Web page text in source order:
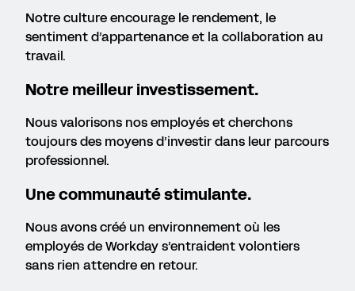
Notre culture encourage le rendement, le
sentiment d’appartenance et la collaboration au
travail.
Notre meilleur investissement.
Nous valorisons nos employés et cherchons
toujours des moyens d’investir dans leur parcours
professionnel.
Une communauté stimulante.
Nous avons créé un environnement où les
employés de Workday s’entraident volontiers
sans rien attendre en retour.